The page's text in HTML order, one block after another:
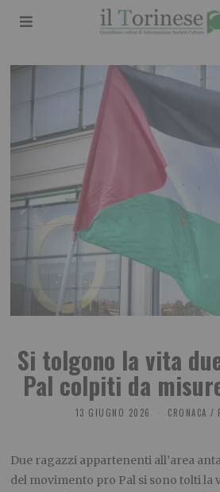
Si tolgono la vita
Pal colpiti da
13 GIUGNO 2026 CRONACA /
Due ragazzi appartenenti all’area
del movimento pro Pal si sono tolti la